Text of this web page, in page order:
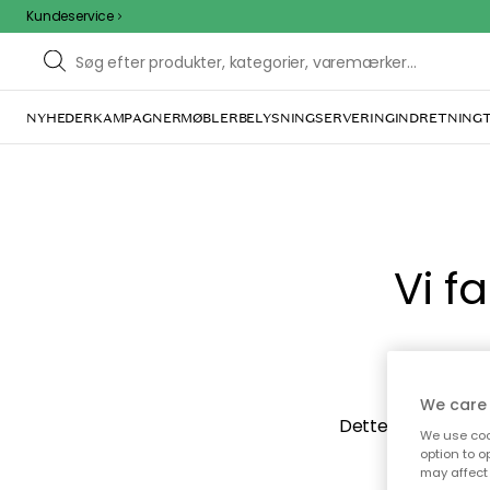
Kundeservice
NYHEDERKAMPAGNERMØBLERBELYSNINGSERVERINGINDRETNING
Vi
Dette kan være
ovenfor
We
We use
option to
may affect